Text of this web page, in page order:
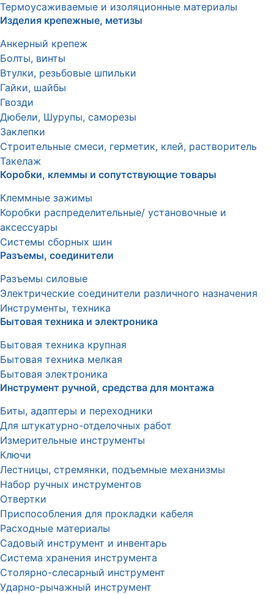
Термоусаживаемые и изоляционные материалы
Изделия крепежные, метизы
Анкерный крепеж
Болты, винты
Втулки, резьбовые шпильки
Гайки, шайбы
Гвозди
Дюбели, Шурупы, саморезы
Заклепки
Строительные смеси, герметик, клей, растворитель
Такелаж
Коробки, клеммы и сопутствующие товары
Клеммные зажимы
Коробки распределительные/ установочные и
аксессуары
Системы сборных шин
Разъемы, соединители
Разъемы силовые
Электрические соединители различного назначения
Инструменты, техника
Бытовая техника и электроника
Бытовая техника крупная
Бытовая техника мелкая
Бытовая электроника
Инструмент ручной, средства для монтажа
Биты, адаптеры и переходники
Для штукатурно-отделочных работ
Измерительные инструменты
Ключи
Лестницы, стремянки, подъемные механизмы
Набор ручных инструментов
Отвертки
Приспособления для прокладки кабеля
Расходные материалы
Садовый инструмент и инвентарь
Система хранения инструмента
Столярно-слесарный инструмент
Ударно-рычажный инструмент